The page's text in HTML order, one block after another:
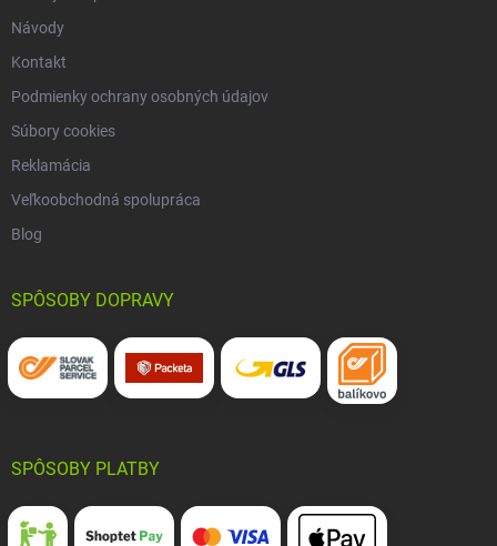
Návody
Kontakt
Podmienky ochrany osobných údajov
Súbory cookies
Reklamácia
Veľkoobchodná spolupráca
Blog
SPÔSOBY DOPRAVY
SPÔSOBY PLATBY